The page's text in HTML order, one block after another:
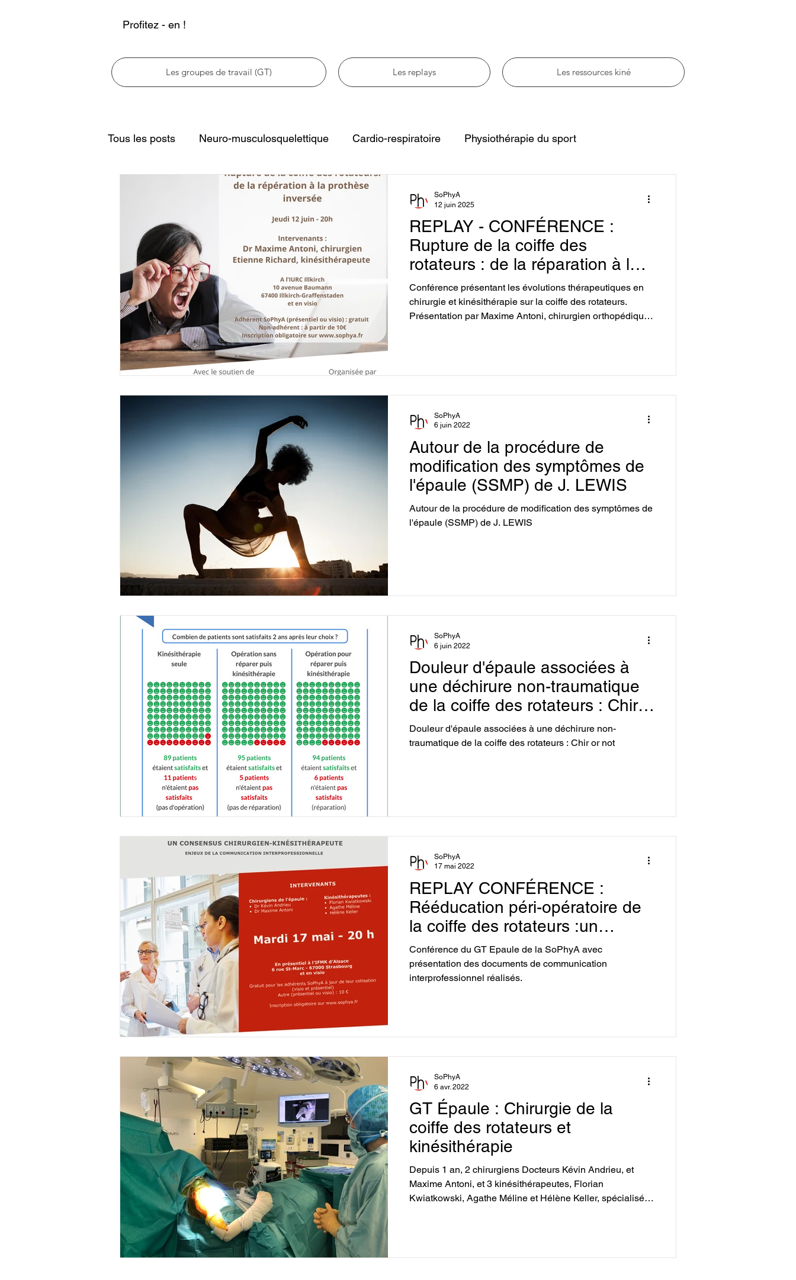
Profitez - en !
Les groupes de travail (GT) Les replays Les ressources kiné
Tous les posts Neuro-musculosquelettique Cardio-respiratoire Physiothérapie du sport
Physiothérapie et neurologie Physiothérapie pédiatrique
Mémoires étudiants en IFMK Physiothérapie et oncologie Physiothérapie et téguments
Comptes-rendus des réunions Rééducation de la main
Temps d'un mémoire Questionnaires étudiants
Déformation crânienne du nourisson Conférence Replay Pelvi-périnéologie Ressources kiné
REPLAY - CONFÉRENCE :
Rupture de la coiffe des
rotateurs : de la réparation à la
prothèse inversée
Conférence présentant les évolutions thérapeutiques en
chirurgie et kinésithérapie sur la coiffe des rotateurs.
Présentation par Maxime Antoni, chirurgien orthopédique
SoPhyA
12 juin 2025
Autour de la procédure de
modification des symptômes de
l'épaule (SSMP) de J. LEWIS
Autour de la procédure de modification des symptômes de
l'épaule (SSMP) de J. LEWIS
SoPhyA
6 juin 2022
Douleur d'épaule associées à
une déchirure non-traumatique
de la coiffe des rotateurs : Chir
or not
Douleur d'épaule associées à une déchirure non-
traumatique de la coiffe des rotateurs : Chir or not
SoPhyA
6 juin 2022
REPLAY CONFÉRENCE :
Rééducation péri-opératoire de
la coiffe des rotateurs :un
consensus chirurgien-
kinésithérapeute
Conférence du GT Epaule de la SoPhyA avec
présentation des documents de communication
interprofessionnel réalisés.
SoPhyA
17 mai 2022
GT Épaule : Chirurgie de la
coiffe des rotateurs et
kinésithérapie
Depuis 1 an, 2 chirurgiens Docteurs Kévin Andrieu, et
Maxime Antoni, et 3 kinésithérapeutes, Florian
Kwiatkowski, Agathe Méline et Hélène Keller, spécialisés
critique de la littérature, de leurs propres pratiques et des
SoPhyA
6 avr. 2022